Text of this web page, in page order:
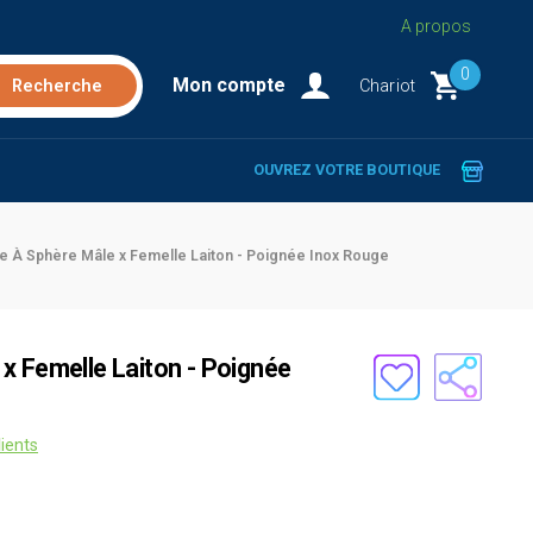
A propos
Mon compte Chariot
0
OUVREZ VOTRE BOUTIQUE
À Sphère Mâle x Femelle Laiton - Poignée Inox Rouge
Femelle Laiton - Poignée